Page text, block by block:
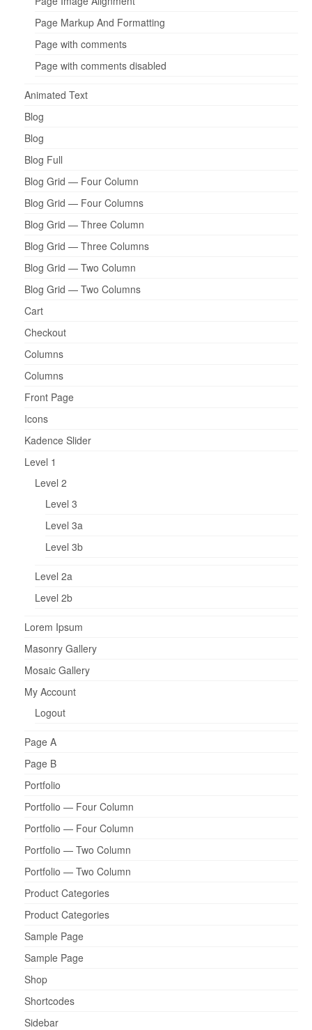
Page Markup And Formatting
Page with comments
Page with comments disabled
Animated Text
Blog
Blog
Blog Full
Blog Grid — Four Column
Blog Grid — Four Columns
Blog Grid — Three Column
Blog Grid — Three Columns
Blog Grid — Two Column
Blog Grid — Two Columns
Cart
Checkout
Columns
Columns
Front Page
Icons
Kadence Slider
Level 1
Level 2
Level 3
Level 3a
Level 3b
Level 2a
Level 2b
Lorem Ipsum
Masonry Gallery
Mosaic Gallery
My Account
Logout
Page A
Page B
Portfolio
Portfolio — Four Column
Portfolio — Four Column
Portfolio — Two Column
Portfolio — Two Column
Product Categories
Product Categories
Sample Page
Sample Page
Shop
Shortcodes
Sidebar